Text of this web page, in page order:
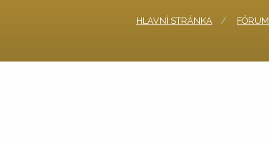
HLAVNÍ STRÁNKA FÓRUM